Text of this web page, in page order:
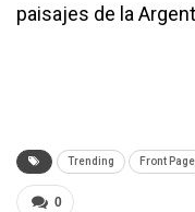
paisajes de la
Trending Front Page
0